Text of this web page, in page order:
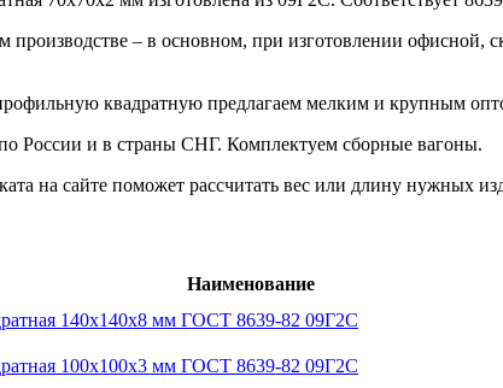
производстве – в основном, при изготовлении
квадратную предлагаем мелким и крупным
России и в страны СНГ. Комплектуем сборные вагоны.
на сайте поможет рассчитать вес или длину нужных
Наименование
140x140x8 мм ГОСТ 8639-82 09Г2С
100x100x3 мм ГОСТ 8639-82 09Г2С